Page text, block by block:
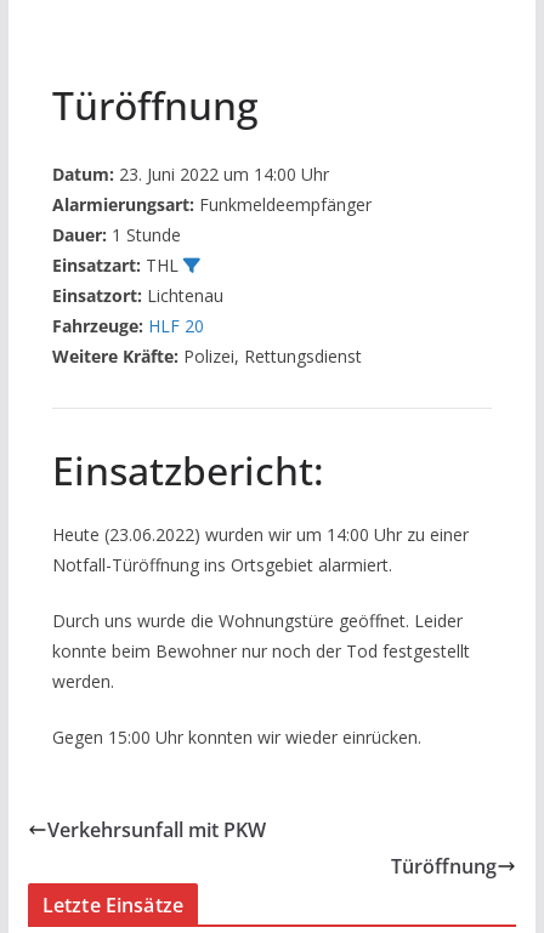
Türöffnung
Datum: 23. Juni 2022 um 14:00 Uhr
Alarmierungsart: Funkmeldeempfänger
Dauer: 1 Stunde
Einsatzart: THL
Einsatzort: Lichtenau
Fahrzeuge: HLF 20
Weitere Kräfte: Polizei, Rettungsdienst
Einsatzbericht:
Heute (23.06.2022) wurden wir um 14:00 Uhr zu einer
Notfall-Türöffnung ins Ortsgebiet alarmiert.
Durch uns wurde die Wohnungstüre geöffnet. Leider
konnte beim Bewohner nur noch der Tod festgestellt
werden.
Gegen 15:00 Uhr konnten wir wieder einrücken.
Verkehrsunfall mit PKW
Türöffnung
Letzte Einsätze